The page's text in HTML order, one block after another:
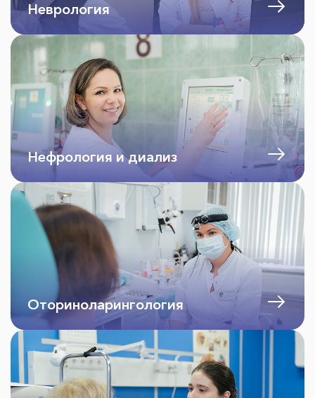
Неврология
Нефрология и диализ
Оториноларингология